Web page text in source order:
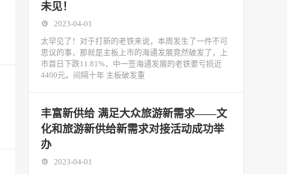
未见！
2023-04-01
太罕见了！对于打新的老铁来说，本周发生了一件不可
思议的事，那就是主板上市的海通发展竟然破发了，上
市首日下跌11.81%，中一签海通发展的老铁要亏损近
4400元。间隔十年 主板破发重
丰富新供给 满足大众旅游新需求——文
化和旅游新供给新需求对接活动成功举
办
2023-04-01